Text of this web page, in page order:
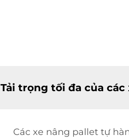
Tải trọng tối đa của
Các xe nâng pallet tự